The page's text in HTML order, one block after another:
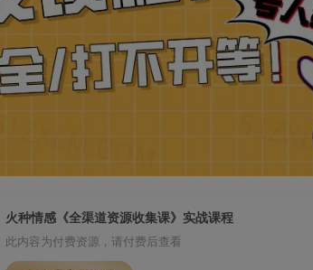
火种情感《全渠道资源收集课》实战课程
此内容为付费资源，请付费后查看